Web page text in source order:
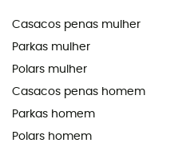
Casacos penas mulher
Parkas mulher
Polars mulher
Casacos penas homem
Parkas homem
Polars homem